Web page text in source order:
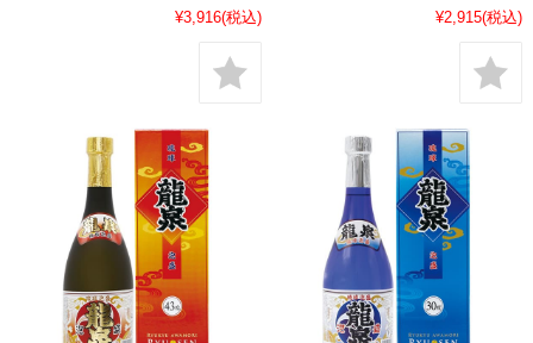
¥3,916(税込) ¥2,915(税込)